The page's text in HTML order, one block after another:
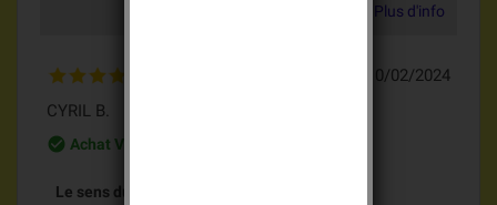
Plus d'info
10/02/2024
CYRIL B.
check_circle_outline
Achat Vérifié
Le sens du service !